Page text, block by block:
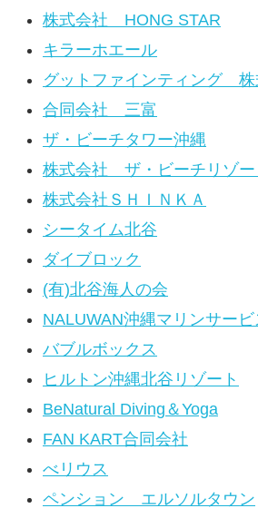
株式会社 HONG STAR
キラーホエール
グットファインティング 株
合同会社 三富
ザ・ビーチタワー沖縄
株式会社 ザ・ビーチリゾー
株式会社ＳＨＩＮＫＡ
シータイム北谷
ダイブロック
(有)北谷海人の会
NALUWAN沖縄マリンサービ
バブルボックス
ヒルトン沖縄北谷リゾート
BeNatural Diving＆Yoga
FAN KART合同会社
べリウス
ペンション エルソルタウン